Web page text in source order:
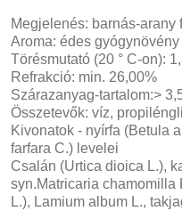
Megjelenés: barnás-arany
Aroma: édes gyógynövény
Törésmutató (20 ° C-on):
Refrakció: min. 26,00%
Szárazanyag-tartalom:>
Összetevők: víz,
Kivonatok - nyírfa (Betula
farfara C.) levelei
Csalán (Urtica dioica L.),
syn.Matricaria chamomilla
L.), Lamium album L.,